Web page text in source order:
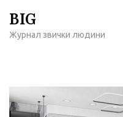
содержимому
BIG
Журнал звички людини